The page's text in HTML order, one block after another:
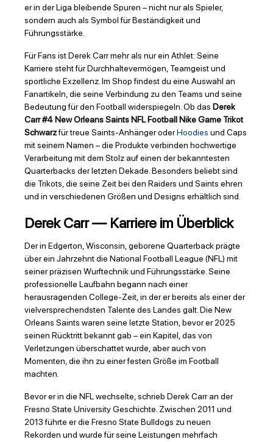
er in der Liga bleibende Spuren – nicht nur als Spieler,
sondern auch als Symbol für Beständigkeit und
Führungsstärke.
Für Fans ist Derek Carr mehr als nur ein Athlet: Seine
Karriere steht für Durchhaltevermögen, Teamgeist und
sportliche Exzellenz. Im Shop findest du eine Auswahl an
Fanartikeln, die seine Verbindung zu den Teams und seine
Bedeutung für den Football widerspiegeln. Ob das Derek
Carr #4 New Orleans Saints NFL Football Nike Game Trikot
Schwarzfür treue Saints-Anhänger oderHoodies und Caps
mit seinem Namen – die Produkte verbinden hochwertige
Verarbeitung mit dem Stolz auf einen der bekanntesten
Quarterbacks der letzten Dekade. Besonders beliebt sind
die Trikots, die seine Zeit bei den Raiders und Saints ehren
und in verschiedenen Größen und Designs erhältlich sind.
Derek Carr — Karriere im Überblick
Der in Edgerton, Wisconsin, geborene Quarterback prägte
über ein Jahrzehnt die National Football League (NFL) mit
seiner präzisen Wurftechnik und Führungsstärke. Seine
professionelle Laufbahn begann nach einer
herausragenden College-Zeit, in der er bereits als einer der
vielversprechendsten Talente des Landes galt. Die New
Orleans Saints waren seine letzte Station, bevor er 2025
seinen Rücktritt bekannt gab – ein Kapitel, das von
Verletzungen überschattet wurde, aber auch von
Momenten, die ihn zu einer festen Größe im Football
machten.
Bevor er in die NFL wechselte, schrieb Derek Carr an der
Fresno State University Geschichte. Zwischen 2011 und
2013 führte er die Fresno State Bulldogs zu neuen
Rekorden und wurde für seine Leistungen mehrfach